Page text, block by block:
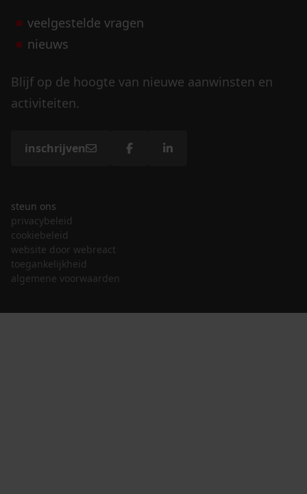
veelgestelde vragen
nieuws
Blijf op de hoogte van nieuwe aanwinsten en
activiteiten.
inschrijven
steun ons
privacybeleid
cookiebeleid
website door webreact
toegankelijkheid
algemene voorwaarden